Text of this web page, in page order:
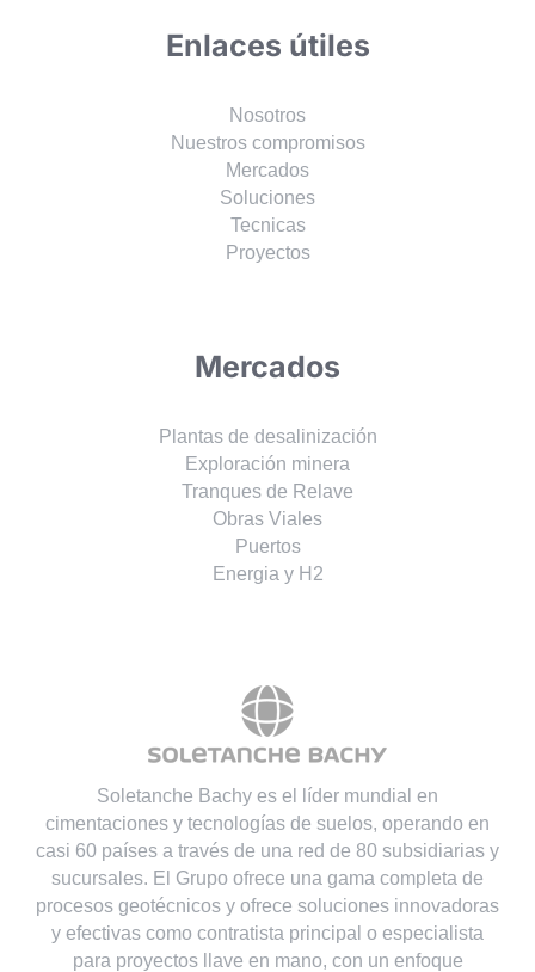
Enlaces útiles
Nosotros
Nuestros compromisos
Mercados
Soluciones
Tecnicas
Proyectos
Mercados
Plantas de desalinización
Exploración minera
Tranques de Relave
Obras Viales
Puertos
Energia y H2
Soletanche Bachy es el líder mundial en
cimentaciones y tecnologías de suelos, operando en
casi 60 países a través de una red de 80 subsidiarias y
sucursales. El Grupo ofrece una gama completa de
procesos geotécnicos y ofrece soluciones innovadoras
y efectivas como contratista principal o especialista
para proyectos llave en mano, con un enfoque